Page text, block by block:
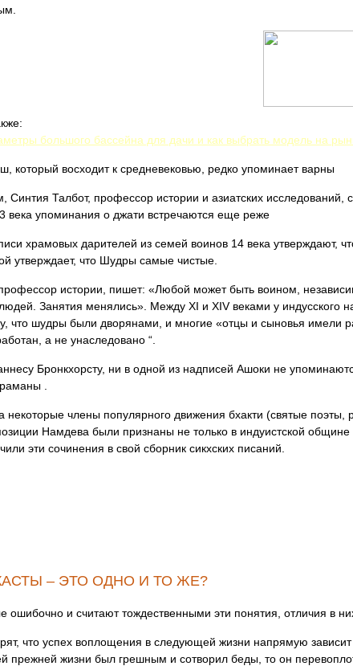
большого бассейна для дачи и как выбрать модель на
который восходит к средневековью, редко упоминает варны
Синтия Талбот, профессор истории и азиатских исследований,
века упоминания о джати встречаются еще реже
храмовых дарителей из семей воинов 14 века
утверждает, что Шудры самые чистые.
истории, пишет: «Любой может быть воином,
Занятия менялись». Между XI и XIV веками у индусского
что шудры были дворянами, и многие «отцы и сыновья имели
а не унаследовано “.
Бронкхорсту, ни в одной из надписей Ашоки не
.
некоторые члены популярного движения бхакти (святые
Намдева были признаны не только в индуистской
эти сочинения в свой сборник сикхских писаний.
– ЭТО ОДНО И ТО ЖЕ?
ошибочно и считают тождественными эти понятия, отличия в
что успех воплощения в следующей жизни напрямую
прежней жизни был грешным и сотворил беды, то он